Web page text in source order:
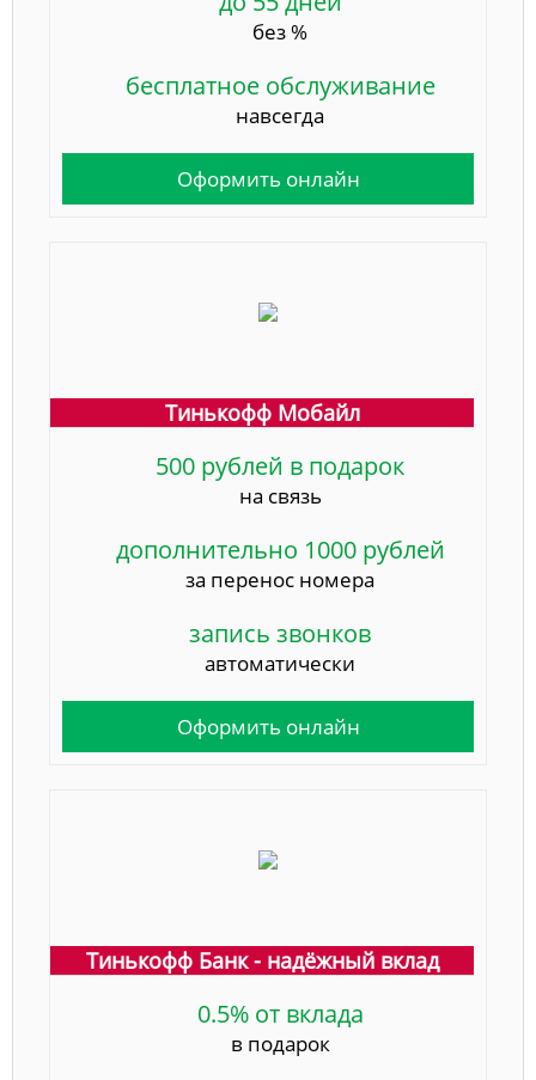
без %
бесплатное обслуживание
навсегда
Оформить онлайн
Тинькофф Мобайл
500 рублей в подарок
на связь
дополнительно 1000 рублей
за перенос номера
запись звонков
автоматически
Оформить онлайн
Тинькофф Банк - надёжный вклад
0.5% от вклада
в подарок